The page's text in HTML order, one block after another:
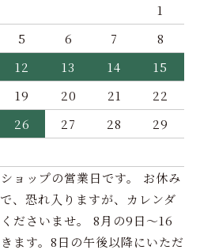
1
5 6 7
8
12 13 14
15
19 20 21
22
26 27 28
29
ョップの営業日です。 お休み
、恐れ入りますが、カレンダ
ださいませ。 8月の9日～16
ます。8日の午後以降にいただ